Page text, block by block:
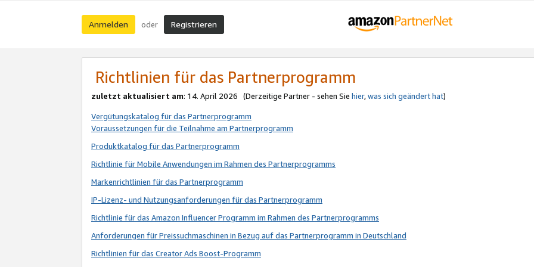
Anmelden oder Registrieren
Richtlinien für das Partnerprogramm
zuletzt aktualisiert am: 14. April 2026 (Derzeitige Partner - sehen Sie hier,was sich geändert hat)
Vergütungskatalog für das Partnerprogramm
Voraussetzungen für die Teilnahme am Partnerprogramm
Produktkatalog für das Partnerprogramm
Richtlinie für Mobile Anwendungen im Rahmen des Partnerprogramms
Markenrichtlinien für das Partnerprogramm
IP-Lizenz- und Nutzungsanforderungen für das Partnerprogramm
Richtlinie für das Amazon Influencer Programm im Rahmen des Partnerprogramms
Anforderungen für Preissuchmaschinen in Bezug auf das Partnerprogramm in Deutschland
Richtlinien für das Creator Ads Boost-Programm